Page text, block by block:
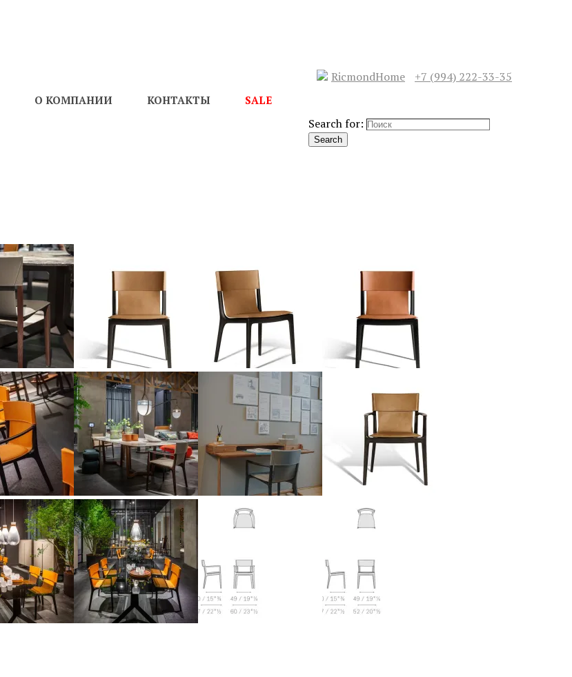
RicmondHome +7 (994) 222-33-35
О КОМПАНИИ КОНТАКТЫ SALE
Search for:
Search